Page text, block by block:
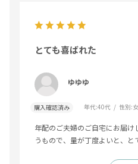
とても喜ばれた
ゆゆゆ
購入確認済み 年代:40代 性別:
年配のご夫婦のご自宅にお届
うもので、量が丁度よいと、と